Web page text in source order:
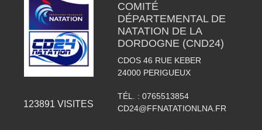
123891 VISITES
COMITÉ
DÉPARTEMENTAL DE
NATATION DE LA
DORDOGNE (CND24)
CDOS 46 RUE KEBER
24000 PERIGUEUX
TÉL. : 0765513854
CD24@FFNATATIONLNA.FR